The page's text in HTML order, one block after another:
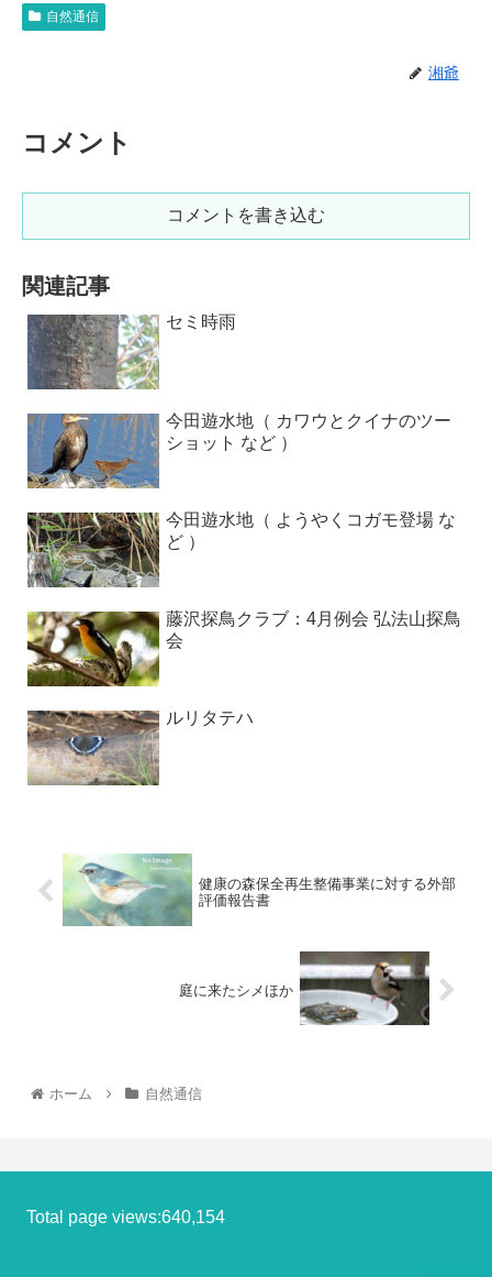
自然通信
湘爺
コメント
コメントを書き込む
関連記事
セミ時雨
今田遊水地（ カワウとクイナのツー
ショット など ）
今田遊水地（ ようやくコガモ登場 な
ど ）
藤沢探鳥クラブ：4月例会 弘法山探鳥
会
ルリタテハ
健康の森保全再生整備事業に対する外部
評価報告書
庭に来たシメほか
ホーム 自然通信
Total page views:640,154